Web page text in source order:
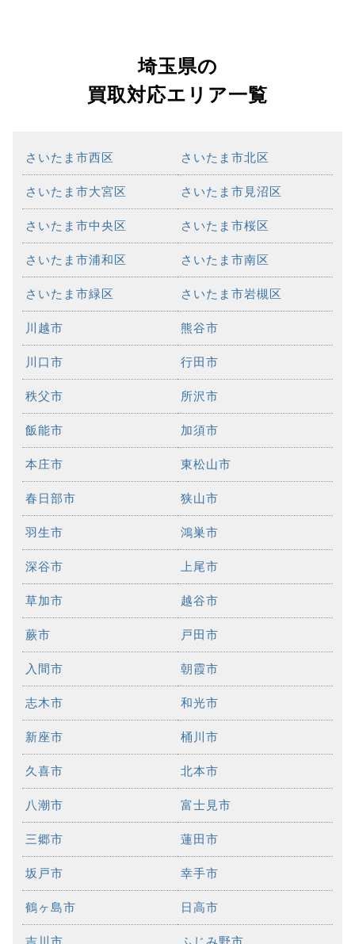
埼玉県の
買取対応エリア一覧
さいたま市西区 さいたま市北区
さいたま市大宮区 さいたま市見沼区
さいたま市中央区 さいたま市桜区
さいたま市浦和区 さいたま市南区
さいたま市緑区 さいたま市岩槻区
川越市 熊谷市
川口市 行田市
秩父市 所沢市
飯能市 加須市
本庄市 東松山市
春日部市 狭山市
羽生市 鴻巣市
深谷市 上尾市
草加市 越谷市
蕨市 戸田市
入間市 朝霞市
志木市 和光市
新座市 桶川市
久喜市 北本市
八潮市 富士見市
三郷市 蓮田市
坂戸市 幸手市
鶴ヶ島市 日高市
吉川市 ふじみ野市